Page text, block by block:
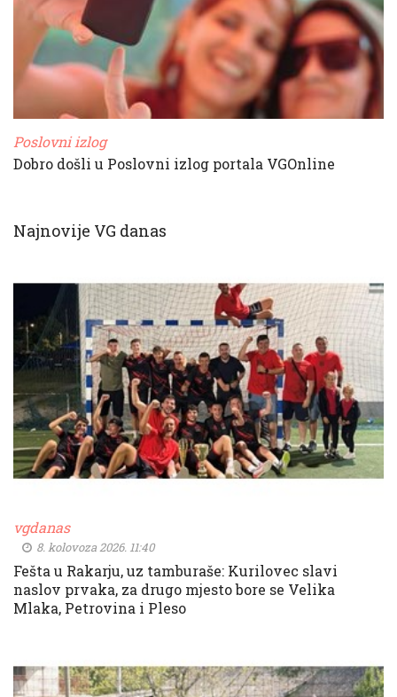
Poslovni izlog
Dobro došli u Poslovni izlog portala VGOnline
Najnovije VG danas
vgdanas
8. kolovoza 2026. 11:40
Fešta u Rakarju, uz tamburaše: Kurilovec slavi
naslov prvaka, za drugo mjesto bore se Velika
Mlaka, Petrovina i Pleso